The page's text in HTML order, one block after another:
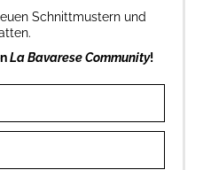
Schnittmustern und
La Bavarese Community!